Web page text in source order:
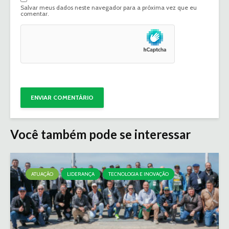
Salvar meus dados neste navegador para a próxima vez que eu
comentar.
Você também pode se interessar
ATUAÇÃO LIDERANÇA TECNOLOGIA E INOVAÇÃO